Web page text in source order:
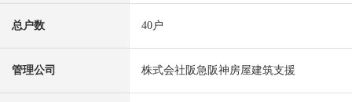
总户数 40户
管理公司 株式会社阪急阪神房屋建筑支援